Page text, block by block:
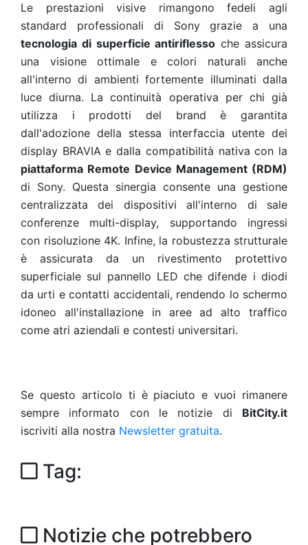
Le prestazioni visive rimangono fedeli agli
standard professionali di Sony grazie a una
tecnologia di superficie antiriflesso che assicura
una visione ottimale e colori naturali anche
all'interno di ambienti fortemente illuminati dalla
luce diurna. La continuità operativa per chi già
utilizza i prodotti del brand è garantita
dall'adozione della stessa interfaccia utente dei
display BRAVIA e dalla compatibilità nativa con la
piattaforma Remote Device Management (RDM)
di Sony. Questa sinergia consente una gestione
centralizzata dei dispositivi all'interno di sale
conferenze multi-display, supportando ingressi
con risoluzione 4K. Infine, la robustezza strutturale
è assicurata da un rivestimento protettivo
superficiale sul pannello LED che difende i diodi
da urti e contatti accidentali, rendendo lo schermo
idoneo all'installazione in aree ad alto traffico
come atri aziendali e contesti universitari.
Se questo articolo ti è piaciuto e vuoi rimanere
sempre informato con le notizie di BitCity.it
iscriviti alla nostra Newsletter gratuita.
Tag:
Notizie che potrebbero